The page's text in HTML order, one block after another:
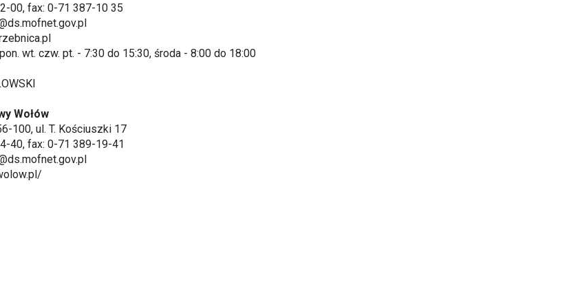
00, fax: 0-71 387-10 35
wt. czw. pt. - 7:30 do 15:30, środa - 8:00 do 18:00
Wołów
100, ul. T. Kościuszki 17
40, fax: 0-71 389-19-41